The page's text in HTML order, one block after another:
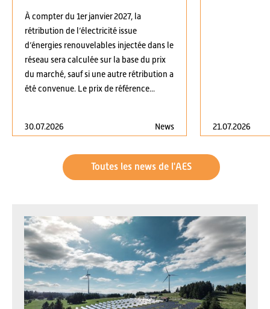
À compter du 1er janvier 2027, la
rétribution de l’électricité issue
d’énergies renouvelables injectée dans le
réseau sera calculée sur la base du prix
du marché, sauf si une autre rétribution a
été convenue. Le prix de référence...
30.07.2026 News 21.07.2026
Toutes les news de l'AES